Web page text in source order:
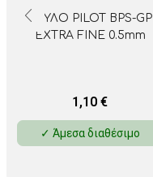
ΣΤΥΛΟ PILOT BPS-GP
EXTRA FINE 0.5mm
1,10 €
✓ Άμεσα διαθέσιμο